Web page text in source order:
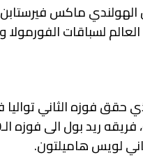
ماكس فيرستابن
لسباقات
لويس هاميلتون.